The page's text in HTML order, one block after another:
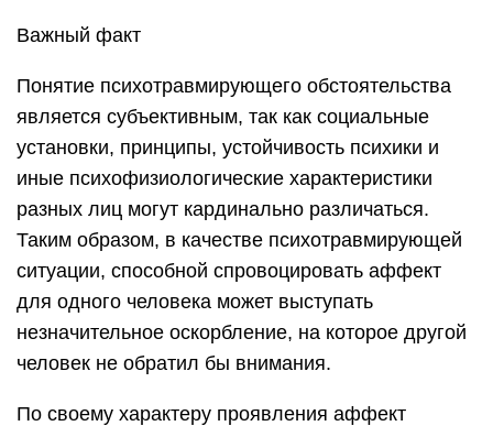
Важный факт
Понятие психотравмирующего обстоятельства
является субъективным, так как социальные
установки, принципы, устойчивость психики и
иные психофизиологические характеристики
разных лиц могут кардинально различаться.
Таким образом, в качестве психотравмирующей
ситуации, способной спровоцировать аффект
для одного человека может выступать
незначительное оскорбление, на которое другой
человек не обратил бы внимания.
По своему характеру проявления аффект